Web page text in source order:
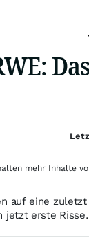
auf eine
jetzt erste Risse.
mehr Inhalte